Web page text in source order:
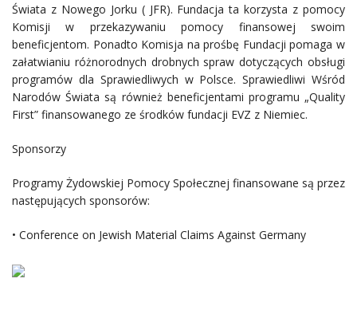
Świata z Nowego Jorku ( JFR). Fundacja ta korzysta z pomocy
Komisji w przekazywaniu pomocy finansowej swoim
beneficjentom. Ponadto Komisja na prośbę Fundacji pomaga w
załatwianiu różnorodnych drobnych spraw dotyczących obsługi
programów dla Sprawiedliwych w Polsce. Sprawiedliwi Wśród
Narodów Świata są również beneficjentami programu „Quality
First” finansowanego ze środków fundacji EVZ z Niemiec.
Sponsorzy
Programy Żydowskiej Pomocy Społecznej finansowane są przez
następujących sponsorów:
• Conference on Jewish Material Claims Against Germany